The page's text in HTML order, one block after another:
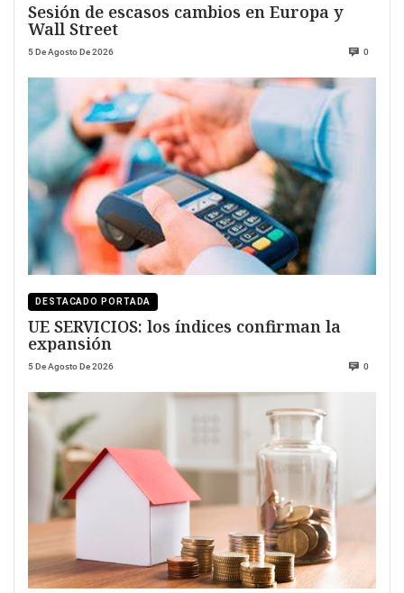
Sesión de escasos cambios en Europa y
Wall Street
5 De Agosto De 2026 0
DESTACADO PORTADA
UE SERVICIOS: los índices confirman la
expansión
5 De Agosto De 2026 0